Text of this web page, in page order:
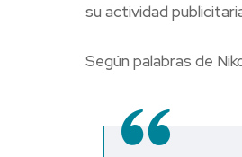
su actividad
Según palabras de